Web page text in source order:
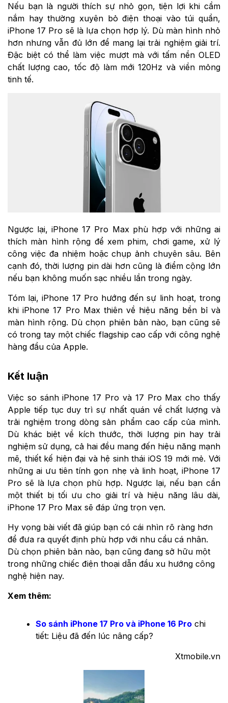
Nếu bạn là người thích sự nhỏ gọn, tiện lợi khi cầm
nắm hay thường xuyên bỏ điện thoại vào túi quần,
iPhone 17 Pro sẽ là lựa chọn hợp lý. Dù màn hình nhỏ
hơn nhưng vẫn đủ lớn để mang lại trải nghiệm giải trí.
Đặc biệt có thể làm việc mượt mà với tấm nền OLED
chất lượng cao, tốc độ làm mới 120Hz và viền mỏng
tinh tế.
Ngược lại, iPhone 17 Pro Max phù hợp với những ai
thích màn hình rộng để xem phim, chơi game, xử lý
công việc đa nhiệm hoặc chụp ảnh chuyên sâu. Bên
cạnh đó, thời lượng pin dài hơn cũng là điểm cộng lớn
nếu bạn không muốn sạc nhiều lần trong ngày.
Tóm lại, iPhone 17 Pro hướng đến sự linh hoạt, trong
khi iPhone 17 Pro Max thiên về hiệu năng bền bỉ và
màn hình rộng. Dù chọn phiên bản nào, bạn cũng sẽ
có trong tay một chiếc flagship cao cấp với công nghệ
hàng đầu của Apple.
Kết luận
Việc so sánh iPhone 17 Pro và 17 Pro Max cho thấy
Apple tiếp tục duy trì sự nhất quán về chất lượng và
trải nghiệm trong dòng sản phẩm cao cấp của mình.
Dù khác biệt về kích thước, thời lượng pin hay trải
nghiệm sử dụng, cả hai đều mang đến hiệu năng mạnh
mẽ, thiết kế hiện đại và hệ sinh thái iOS 19 mới mẻ. Với
những ai ưu tiên tính gọn nhẹ và linh hoạt, iPhone 17
Pro sẽ là lựa chọn phù hợp. Ngược lại, nếu bạn cần
một thiết bị tối ưu cho giải trí và hiệu năng lâu dài,
iPhone 17 Pro Max sẽ đáp ứng trọn vẹn.
Hy vọng bài viết đã giúp bạn có cái nhìn rõ ràng hơn
để đưa ra quyết định phù hợp với nhu cầu cá nhân.
Dù chọn phiên bản nào, bạn cũng đang sở hữu một
trong những chiếc điện thoại dẫn đầu xu hướng công
nghệ hiện nay.
Xem thêm:
So sánh iPhone 17 Pro và iPhone 16 Pro chi
tiết: Liệu đã đến lúc nâng cấp?
Xtmobile.vn